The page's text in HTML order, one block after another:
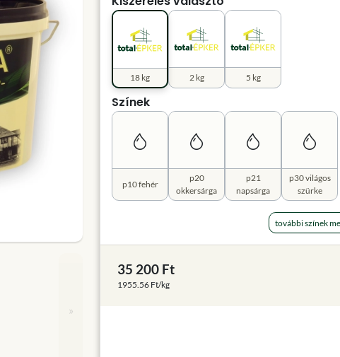
»
2 kg 5 kg
18 kg
Színek
p10 fehér
p20
okkersárga
p21
napsárga
p30 világos
szürke
további színek
35 200 Ft
1955.56 Ft/kg